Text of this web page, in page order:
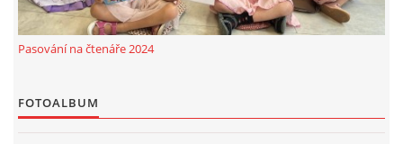
VÝZNAČNÍ RODÁCI
Pasování na čtenáře 2024
FOTOALBUM